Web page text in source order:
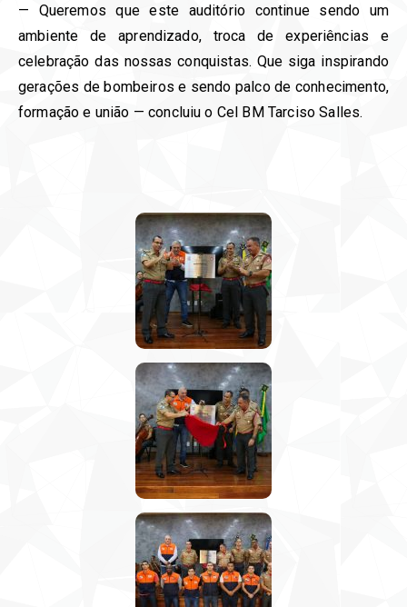
— Queremos que este auditório continue sendo um
ambiente de aprendizado, troca de experiências e
celebração das nossas conquistas. Que siga inspirando
gerações de bombeiros e sendo palco de conhecimento,
formação e união — concluiu o Cel BM Tarciso Salles.